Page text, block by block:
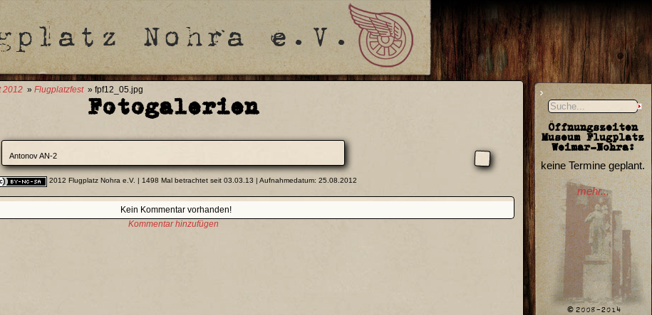
Öffnungszeiten
Museum Flugplatz
Weimar-Nohra:
keine Termine geplant.
mehr...
2012 » Flugplatzfest» fpf12_05.jpg
Fotogalerien
Antonov AN-2
2012 Flugplatz Nohra e.V. | 1498 Mal betrachtet seit 03.03.13 | Aufnahmedatum: 25.08.2012
Kein Kommentar vorhanden!
Kommentar hinzufügen